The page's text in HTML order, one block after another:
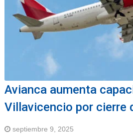
Avianca aumenta
Villavicencio por cierre
septiembre 9, 2025